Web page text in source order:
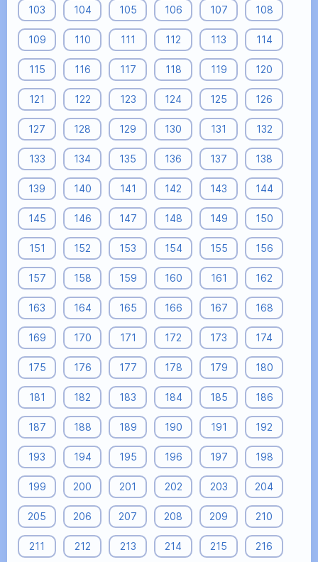
103 104 105 106 107 108
109 110 111 112 113 114
115 116 117 118 119 120
121 122 123 124 125 126
127 128 129 130 131 132
133 134 135 136 137 138
139 140 141 142 143 144
145 146 147 148 149 150
151 152 153 154 155 156
157 158 159 160 161 162
163 164 165 166 167 168
169 170 171 172 173 174
175 176 177 178 179 180
181 182 183 184 185 186
187 188 189 190 191 192
193 194 195 196 197 198
199 200 201 202 203 204
205 206 207 208 209 210
211 212 213 214 215 216